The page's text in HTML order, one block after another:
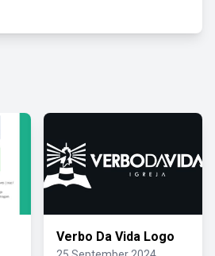
Verbo Da Vida Logo